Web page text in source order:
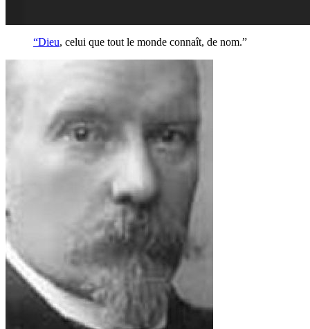
“Dieu, celui que tout le monde connaît, de nom.”